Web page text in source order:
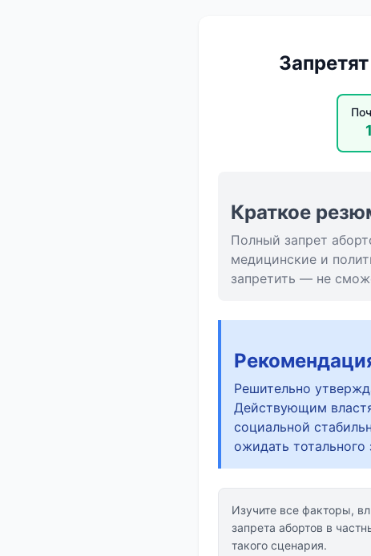
Краткое
Полный запрет
медицинские и
запретить — не
Решительно
Действующим
социальной
ожидать тотального
Изучите все факторы,
запрета абортов в
такого сценария.